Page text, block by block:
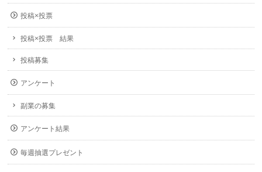
投稿×投票
投稿×投票 結果
投稿募集
アンケート
副業の募集
アンケート結果
毎週抽選プレゼント